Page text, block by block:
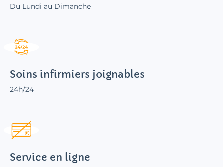
Du Lundi au Dimanche
Soins infirmiers joignables
24h/24
Service en ligne